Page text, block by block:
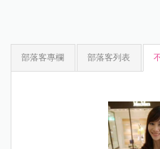
部落客專欄 部落客列表